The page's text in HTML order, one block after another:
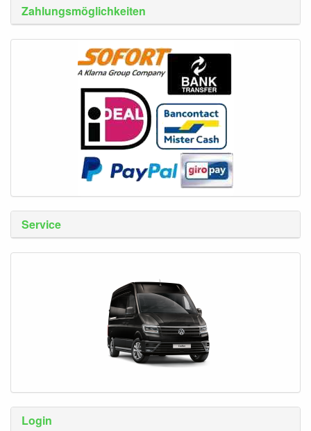
Zahlungsmöglichkeiten
Service
Login